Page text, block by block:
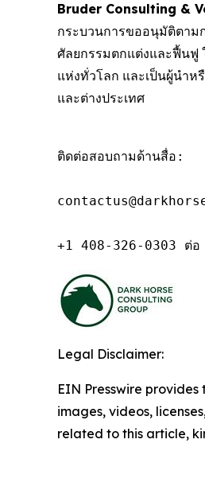
Bruder Consulting &
กระบวนการขออนุมัติตา
ศัลยกรรมตกแต่งและฟื้นฟู
แห่งทั่วโลก และเป็นผู้นำ
และต่างประเทศ
ติดต่อสอบถามด้านสื่อ:
+1 408-326-0303 ต่อ
Legal Disclaimer:
EIN Presswire
images, videos,
related to this article,